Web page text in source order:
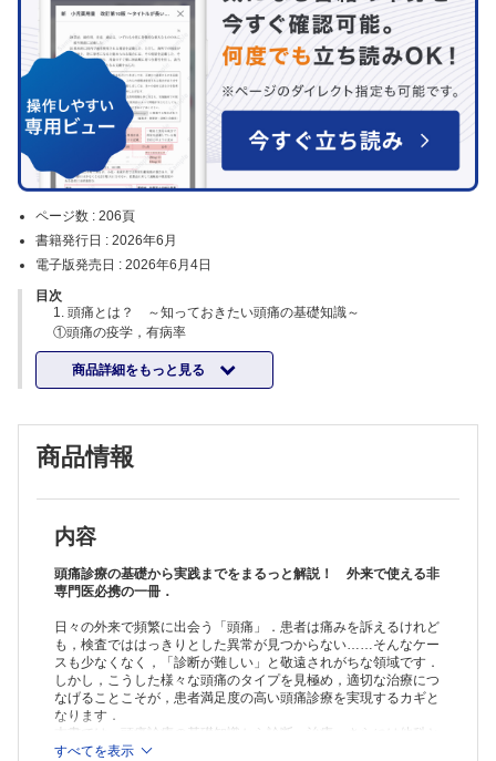
ページ数 : 206頁
書籍発行日 : 2026年6月
電子版発売日 : 2026年6月4日
目次
1. 頭痛とは？ ～知っておきたい頭痛の基礎知識～
①頭痛の疫学，有病率
②頭痛の診断基準
③頭痛のメカニズム
④頭痛の予兆，前兆
2. 頭痛の診断・診察
①問診，病歴聴取
C 頭痛ダイアリーの活用
②身体診察
③検査（画像検査以外）
④画像検査
B 脳動脈解離
C 脳静脈血栓症（CVT)
D 可逆性脳血管攣縮症候群（RCVS）
⑤診察の工夫
3. 頭痛の治療
①片頭痛の治療
A 急性期治療
商品詳細をもっと見る
商品情報
内容
頭痛診療の基礎から実践までをまるっと解説！ 外来で使える非
専門医必携の一冊．
日々の外来で頻繁に出会う「頭痛」．患者は痛みを訴えるけれど
も，検査でははっきりとした異常が見つからない……そんなケー
スも少なくなく，「診断が難しい」と敬遠されがちな領域です．
しかし，こうした様々な頭痛のタイプを見極め，適切な治療につ
なげることこそが，患者満足度の高い頭痛診療を実現するカギと
なります．
本書では，頭痛診療の基礎知識から診断・治療，さらには他科と
の連携までを，頭痛のスペシャリストがわかりやすく解説．患者
すべてを表示